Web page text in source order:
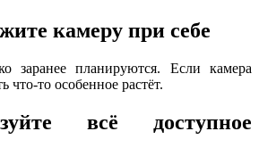
камеру при себе
заранее планируются. Если камера
то особенное растёт.
всё доступное